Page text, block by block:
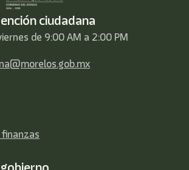
ciudadana
de 9:00 AM a 2:00 PM